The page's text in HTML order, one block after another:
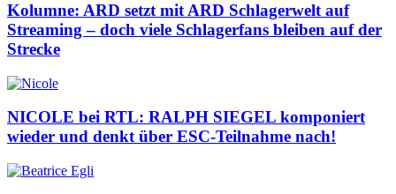
Kolumne: ARD setzt mit ARD Schlagerwelt auf
Streaming – doch viele Schlagerfans bleiben auf der
Strecke
NICOLE bei RTL: RALPH SIEGEL komponiert
wieder und denkt über ESC-Teilnahme nach!